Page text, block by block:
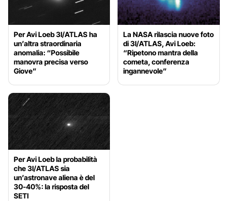
Per Avi Loeb 3I/ATLAS ha
un’altra straordinaria
anomalia: “Possibile
manovra precisa verso
Giove”
La NASA rilascia nuove foto
di 3I/ATLAS, Avi Loeb:
“Ripetono mantra della
cometa, conferenza
ingannevole”
Per Avi Loeb la probabilità
che 3I/ATLAS sia
un’astronave aliena è del
30-40%: la risposta del
SETI